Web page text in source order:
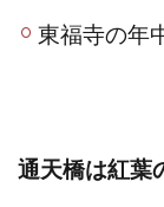
東福寺の年
通天橋は紅葉